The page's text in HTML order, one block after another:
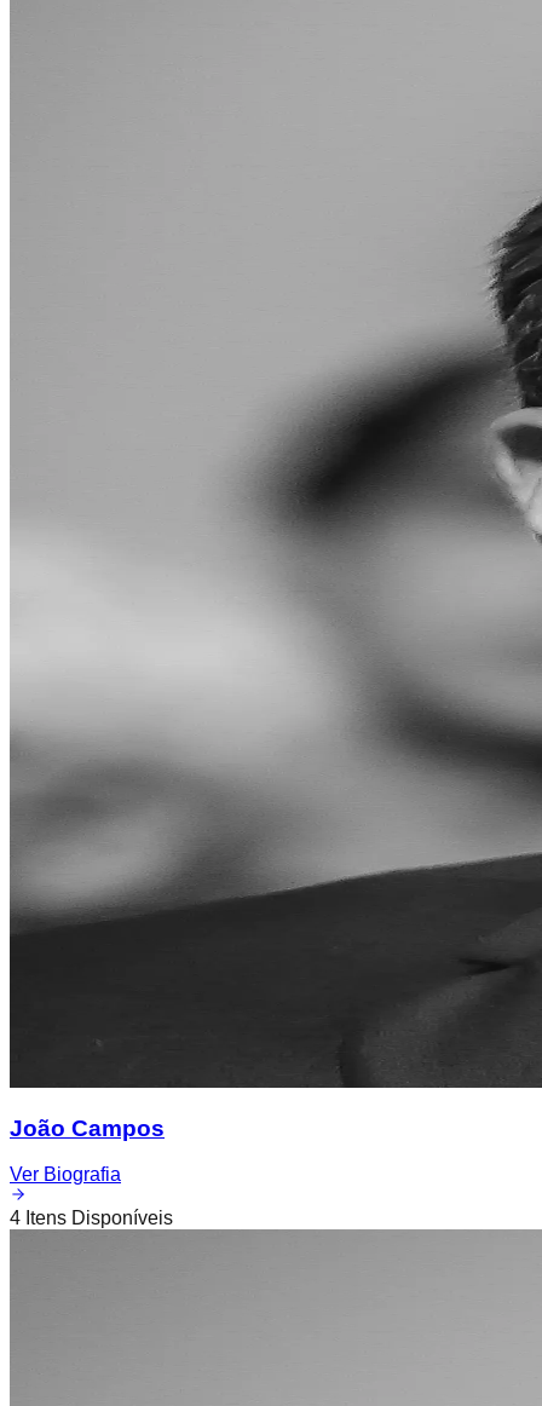
João Campos
Ver Biografia
4 Itens Disponíveis